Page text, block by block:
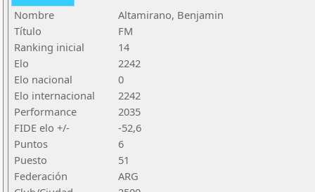
Nombre
Altamirano, Benjamin
Título
FM
Ranking inicial
14
Elo
2242
Elo nacional
0
Elo internacional
2242
Performance
2035
FIDE elo +/-
-52,6
Puntos
6
Puesto
51
Federación
ARG